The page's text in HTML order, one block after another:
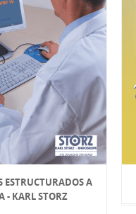
ESTRUCTURADOS A
- KARL STORZ